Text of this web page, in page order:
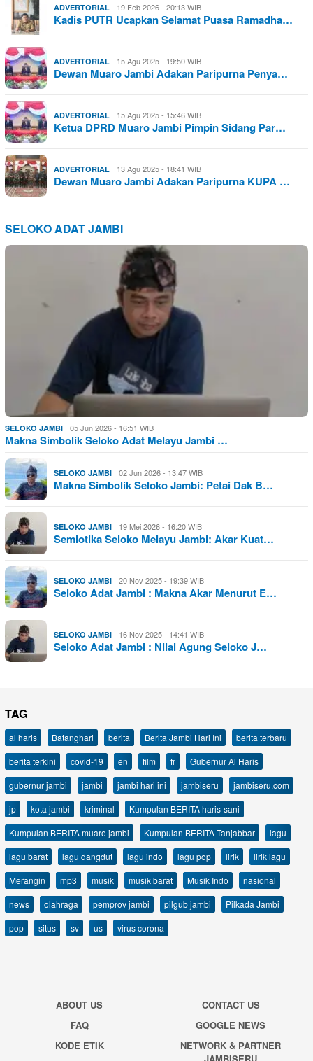
ADVERTORIAL 19 Feb 2026 - 20:13 WIB
Kadis PUTR Ucapkan Selamat Puasa Ramadha…
ADVERTORIAL 15 Agu 2025 - 19:50 WIB
Dewan Muaro Jambi Adakan Paripurna Penya…
ADVERTORIAL 15 Agu 2025 - 15:46 WIB
Ketua DPRD Muaro Jambi Pimpin Sidang Par…
ADVERTORIAL 13 Agu 2025 - 18:41 WIB
Dewan Muaro Jambi Adakan Paripurna KUPA …
SELOKO ADAT JAMBI
SELOKO JAMBI 05 Jun 2026 - 16:51 WIB
Makna Simbolik Seloko Adat Melayu Jambi …
SELOKO JAMBI 02 Jun 2026 - 13:47 WIB
Makna Simbolik Seloko Jambi: Petai Dak B…
SELOKO JAMBI 19 Mei 2026 - 16:20 WIB
Semiotika Seloko Melayu Jambi: Akar Kuat…
SELOKO JAMBI 20 Nov 2025 - 19:39 WIB
Seloko Adat Jambi : Makna Akar Menurut E…
SELOKO JAMBI 16 Nov 2025 - 14:41 WIB
Seloko Adat Jambi : Nilai Agung Seloko J…
TAG
al haris Batanghari berita Berita Jambi Hari Ini
berita terbaru
berita terkini
covid-19 en film fr
Gubernur Al Haris
gubernur jambi
jambi jambi hari ini jambiseru
jambiseru.com
jp
kota jambi kriminal
Kumpulan BERITA haris-sani
Kumpulan BERITA muaro jambi
Kumpulan BERITA Tanjabbar
lagu
lagu barat
lagu dangdut lagu indo lagu pop lirik
lirik lagu
Merangin
mp3 musik musik barat Musik Indo
nasional
news
olahraga pemprov jambi pilgub jambi
Pilkada Jambi
pop
situs sv us virus corona
ABOUT US
CONTACT US
FAQ
GOOGLE NEWS
KODE ETIK
NETWORK & PARTNER